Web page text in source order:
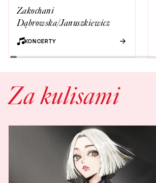
Zakochani
Dąbrowska/Januszkiewicz
KONCERTY
Za kulisami